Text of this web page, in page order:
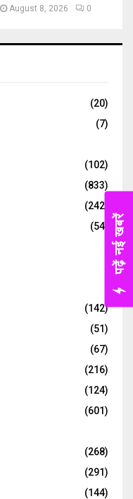
August 8, 2026 0
(20)
(7)
(102)
(833)
(242)
(54)
(142)
(51)
(67)
(216)
(124)
(601)
(268)
(291)
(144)
पढ़ें नई खबरें